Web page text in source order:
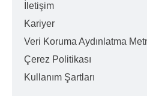
İletişim
Kariyer
Veri Koruma Aydınlatma
Çerez Politikası
Kullanım Şartları